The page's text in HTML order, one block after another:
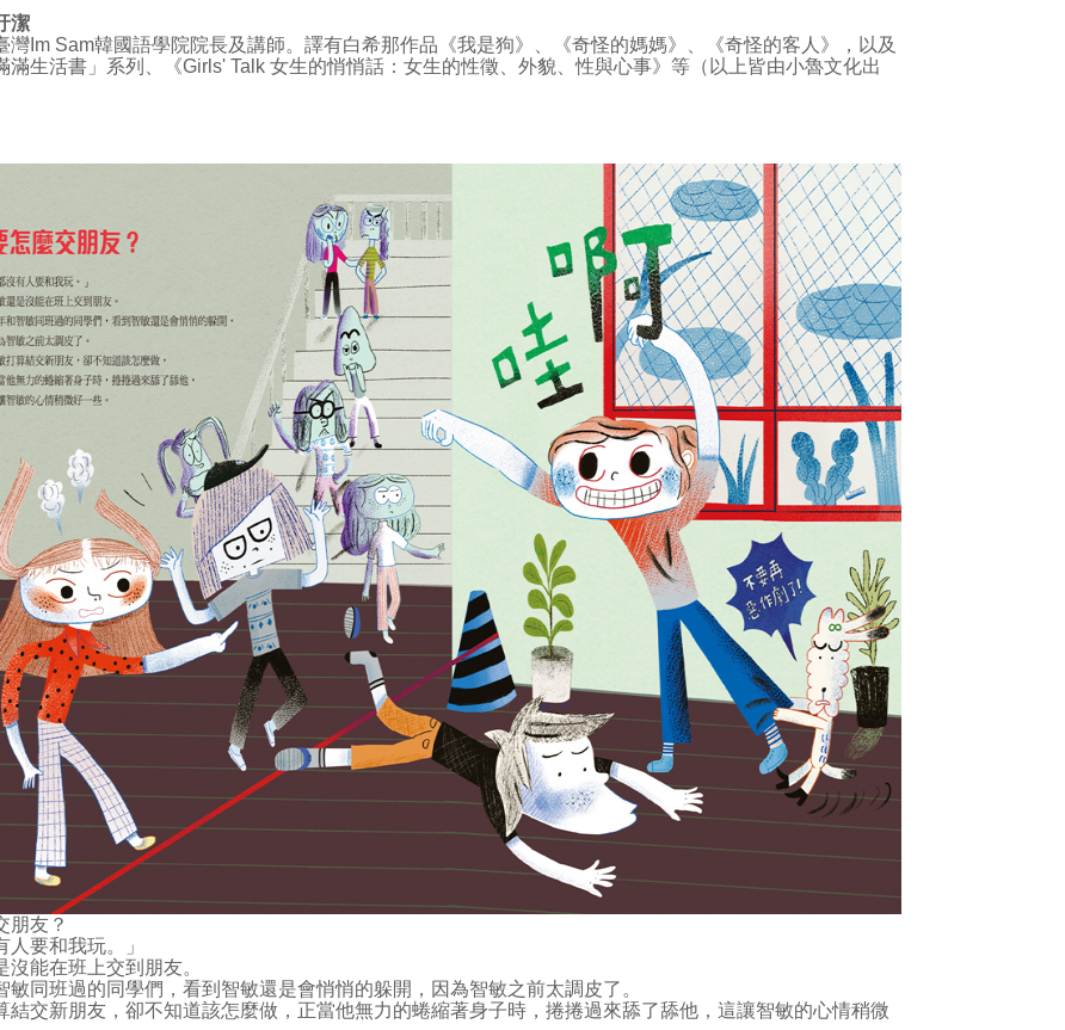
潔
Im Sam韓國語學院院長及講師。譯有白希那作品《我是狗》、《奇怪的媽媽》、《奇怪的客人》，以及
滿生活書」系列、《Girls' Talk 女生的悄悄話：女生的性徵、外貌、性與心事》等（以上皆由小魯文化出
朋友？
人要和我玩。」
沒能在班上交到朋友。
敏同班過的同學們，看到智敏還是會悄悄的躲開，因為智敏之前太調皮了。
結交新朋友，卻不知道該怎麼做，正當他無力的蜷縮著身子時，捲捲過來舔了舔他，這讓智敏的心情稍微